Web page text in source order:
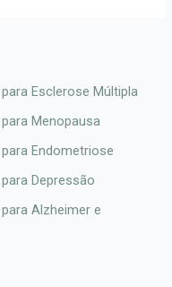
Esclerose Múltipla
Menopausa
Endometriose
Depressão
Alzheimer e